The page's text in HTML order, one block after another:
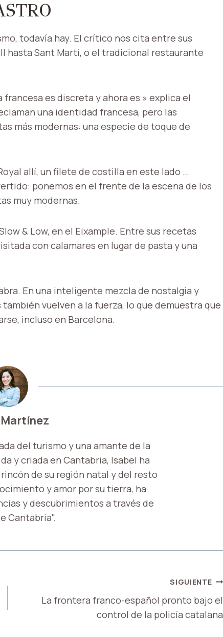
todavía hay. El crítico nos cita entre sus
hasta Sant Martí, o el tradicional restaurante
es discreta y ahora es » explica el
una identidad francesa, pero las
más modernas: una especie de toque de
allí, un filete de costilla en este lado …
ponemos en el frente de la escena de los
muy modernas.
& Low, en el Eixample. Entre sus recetas
con calamares en lugar de pasta y una
En una inteligente mezcla de nostalgia y
vuelven a la fuerza, lo que demuestra que
incluso en Barcelona.
del turismo y una amante de la
y criada en Cantabria, Isabel ha
de su región natal y del resto
y amor por su tierra, ha
y descubrimientos a través de
Cantabria".
SIGUIENTE
La frontera franco-español pronto bajo el
control de la policía catalana